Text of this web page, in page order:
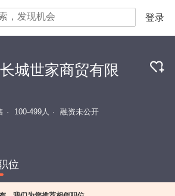
登录
城世家商贸有限
100-499人 融资未公开
位